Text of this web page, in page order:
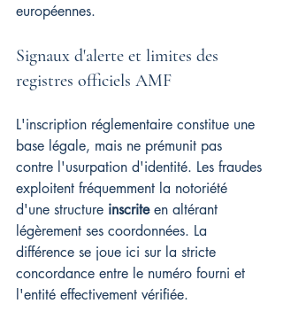
européennes.
Signaux d'alerte et limites des
registres officiels AMF
L'inscription réglementaire constitue une
base légale, mais ne prémunit pas
contre l'usurpation d'identité. Les fraudes
exploitent fréquemment la notoriété
d'une structure inscrite en altérant
légèrement ses coordonnées. La
différence se joue ici sur la stricte
concordance entre le numéro fourni et
l'entité effectivement vérifiée.